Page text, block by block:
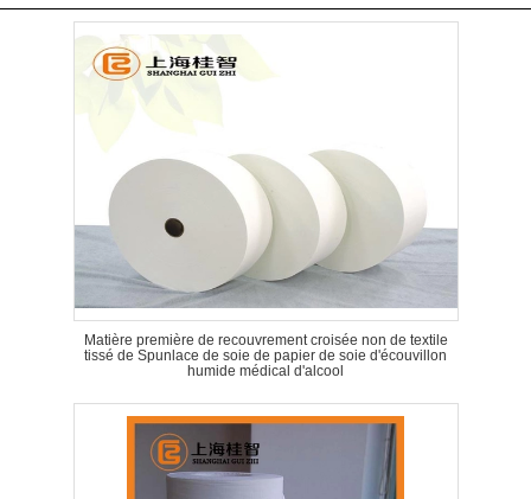
Matière première de recouvrement croisée non de textile
tissé de Spunlace de soie de papier de soie d'écouvillon
humide médical d'alcool